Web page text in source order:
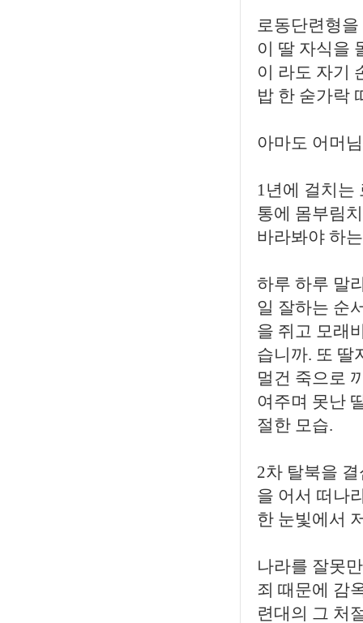
로동단련형
이 딸 자식을
이 라도 자기
밥 한 숟가락
아마도 어머
1년에 걸치는
통에 몸부림
바라봐야 하
하루 하루 말
일 잘하는 순
을 쥐고 모래
습니까. 또 딸
멀건 죽으로
여주며 못난
절한 모습.
2차 탈북을
을 어서 떠나
한 눈빛에서
나라를 잘못
죄 때문에 감
련대의 그 처